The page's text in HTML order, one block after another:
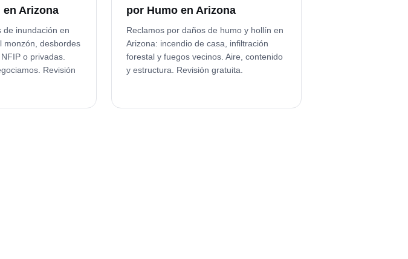
Arizona
de inundación en
monzón, desbordes
o privadas.
Revisión
por Humo en Arizona
Reclamos por daños de humo y hollín en
Arizona: incendio de casa, infiltración
forestal y fuegos vecinos. Aire, contenido
y estructura. Revisión gratuita.